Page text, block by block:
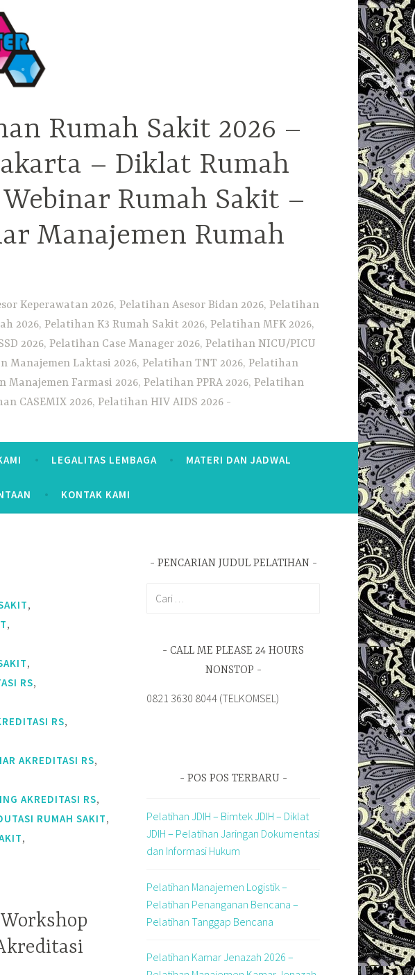
Rumah Sakit 2026 –
– Diklat Rumah
Rumah Sakit –
Manajemen Rumah
Keperawatan 2026, Pelatihan Asesor Bidan 2026, Pelatihan
2026, Pelatihan K3 Rumah Sakit 2026, Pelatihan MFK 2026,
2026, Pelatihan Case Manager 2026, Pelatihan NICU/PICU
Manajemen Laktasi 2026, Pelatihan TNT 2026, Pelatihan
Farmasi 2026, Pelatihan PPRA 2026, Pelatihan
CASEMIX 2026, Pelatihan HIV AIDS 2026
LEGALITAS LEMBAGA MATERI DAN JADWAL
KONTAK KAMI
,
,
,
RS,
RS,
AKREDITASI RS,
AKREDITASI RS,
RUMAH SAKIT,
,
PENCARIAN JUDUL PELATIHAN
CALL ME PLEASE 24 HOURS
NONSTOP
0821 3630 8044 (TELKOMSEL)
POS POS TERBARU
Pelatihan JDIH – Bimtek JDIH – Diklat
JDIH – Pelatihan Jaringan Dokumentasi
dan Informasi Hukum
Pelatihan Manajemen Logistik –
Pelatihan Penanganan Bencana –
Pelatihan Tanggap Bencana
Pelatihan Kamar Jenazah 2026 –